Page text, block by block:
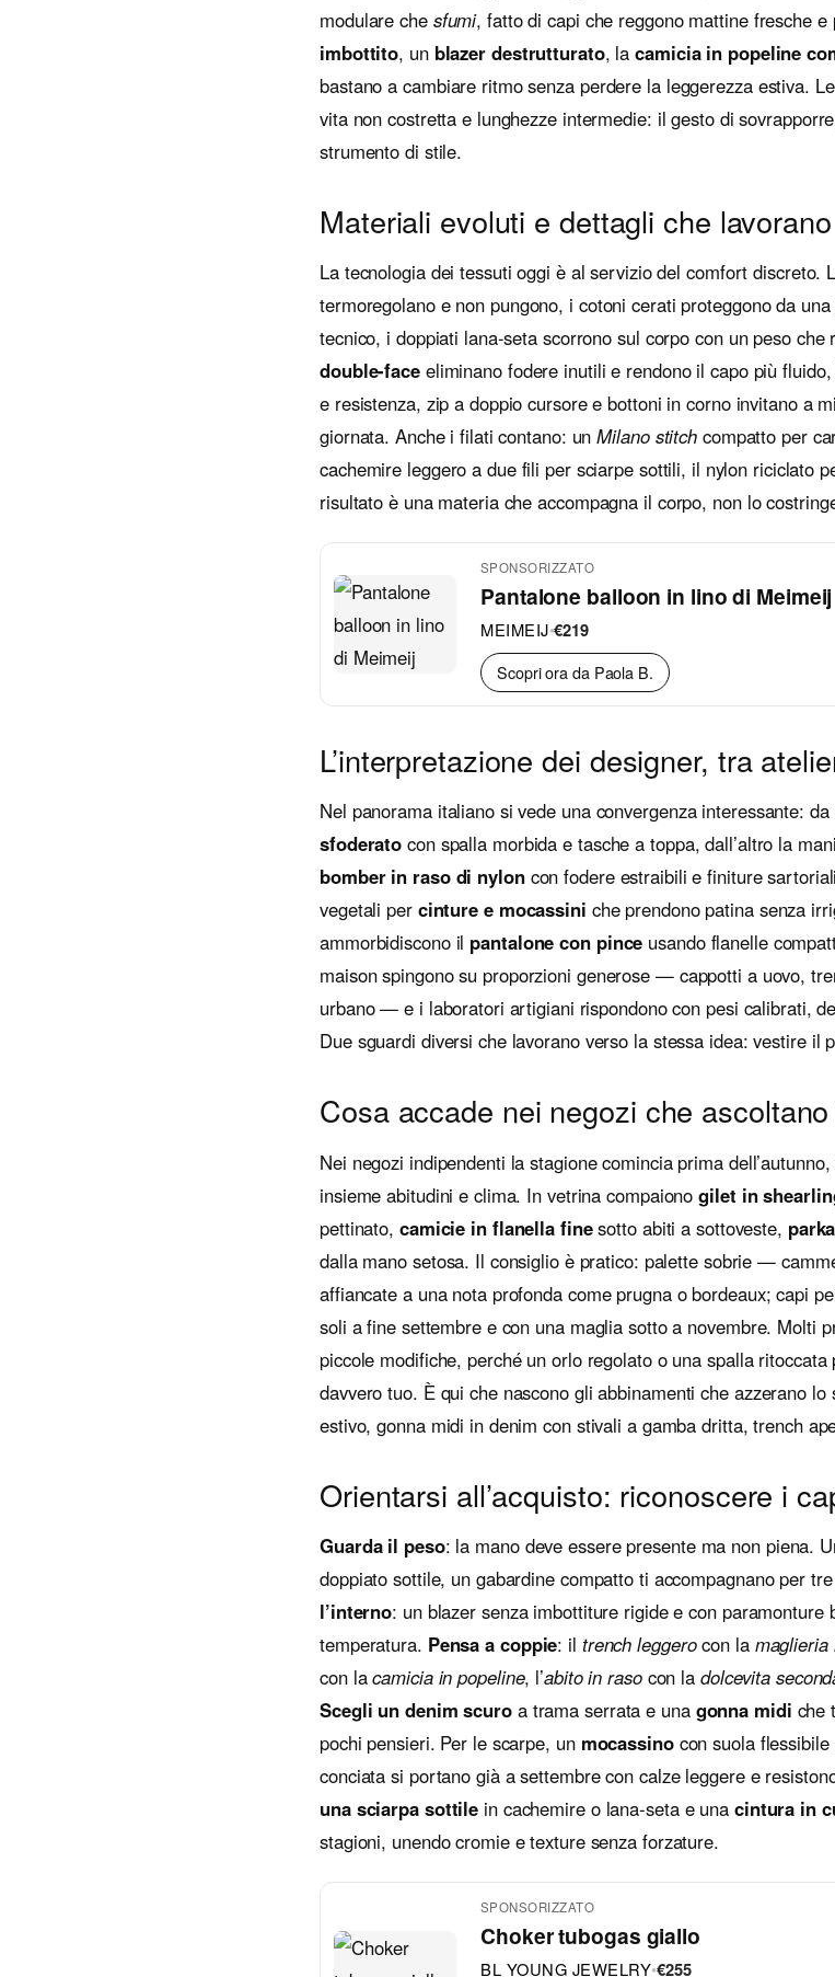
modulare che sfumi, fatto di capi che reggono mattine fresche
imbottito, un blazer destrutturato, lacamicia in popeline
bastano a cambiare ritmo senza perdere la leggerezza estiva.
vita non costretta e lunghezze intermedie: il gesto di
strumento di stile.
Materiali evoluti e dettagli che
La tecnologia dei tessuti oggi è al servizio del comfort discreto.
termoregolano e non pungono, i cotoni cerati proteggono da
tecnico, i doppiati lana-seta scorrono sul corpo con un peso
double-faceeliminano fodere inutili e rendono il capo più
e resistenza, zip a doppio cursore e bottoni in corno invitano a
giornata. Anche i filati contano: unMilano stitch compatto per
cachemire leggero a due fili per sciarpe sottili, il nylon riciclato
risultato è una materia che accompagna il corpo, non lo
SPONSORIZZATO
Pantalone balloon in lino di Meimeij
MEIMEIJ•€219
Scopri ora da Paola B.
L’interpretazione dei designer, tra
Nel panorama italiano si vede una convergenza interessante:
sfoderato con spalla morbida e tasche a toppa, dall’altro la
bomber in raso di nyloncon fodere estraibili e finiture
vegetali per cinture e mocassini che prendono patina senza
ammorbidiscono il pantalone con pince usando flanelle
maison spingono su proporzioni generose — cappotti a uovo,
urbano — e i laboratori artigiani rispondono con pesi calibrati,
Due sguardi diversi che lavorano verso la stessa idea: vestire il
Cosa accade nei negozi che
Nei negozi indipendenti la stagione comincia prima
insieme abitudini e clima. In vetrina compaionogilet in
pettinato, camicie in flanella finesotto abiti a sottoveste,
dalla mano setosa. Il consiglio è pratico: palette sobrie —
affiancate a una nota profonda come prugna o bordeaux; capi
soli a fine settembre e con una maglia sotto a novembre. Molti
piccole modifiche, perché un orlo regolato o una spalla
davvero tuo. È qui che nascono gli abbinamenti che azzerano
estivo, gonna midi in denim con stivali a gamba dritta, trench
Orientarsi all’acquisto: riconoscere i
Guarda il peso: la mano deve essere presente ma non piena.
doppiato sottile, un gabardine compatto ti accompagnano per
l’interno: un blazer senza imbottiture rigide e con paramonture
temperatura. Pensa a coppie: il trench leggerocon la maglieria
con lacamicia in popeline, l’abito in rasocon la dolcevita
Scegli un denim scuroa trama serrata e una gonna midi che
pochi pensieri. Per le scarpe, un mocassinocon suola flessibile
conciata si portano già a settembre con calze leggere e
una sciarpa sottile in cachemire o lana-seta e una cintura in
stagioni, unendo cromie e texture senza forzature.
SPONSORIZZATO
Choker tubogas giallo
BL YOUNG JEWELRY•€255